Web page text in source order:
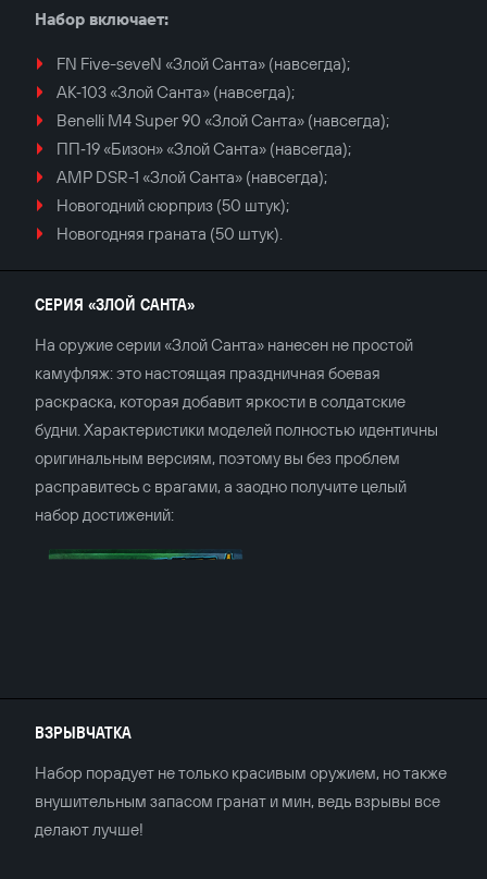
Набор включает:
FN Five-seveN «Злой Санта» (навсегда);
АК‐103 «Злой Санта» (навсегда);
Benelli M4 Super 90 «Злой Санта» (навсегда);
ПП‐19 «Бизон» «Злой Санта» (навсегда);
AMP DSR-1 «Злой Санта» (навсегда);
Новогодний сюрприз (50 штук);
Новогодняя граната (50 штук).
СЕРИЯ «ЗЛОЙ САНТА»
На оружие серии «Злой Санта» нанесен не простой
камуфляж: это настоящая праздничная боевая
раскраска, которая добавит яркости в солдатские
будни. Характеристики моделей полностью идентичны
оригинальным версиям, поэтому вы без проблем
расправитесь с врагами, а заодно получите целый
набор достижений:
ВЗРЫВЧАТКА
Набор порадует не только красивым оружием, но также
внушительным запасом гранат и мин, ведь взрывы все
делают лучше!